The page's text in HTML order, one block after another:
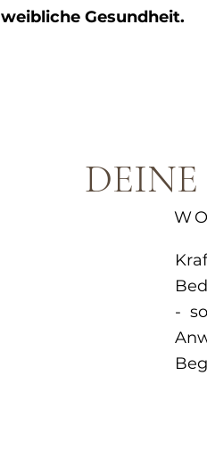
weibliche Gesundheit.
-